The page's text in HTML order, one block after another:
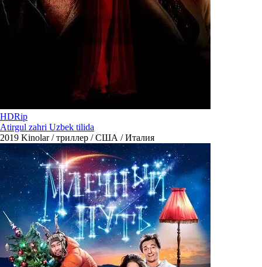
HDRip
Atirgul zahri Uzbek tilida
2019 Kinolar / триллер / США / Италия